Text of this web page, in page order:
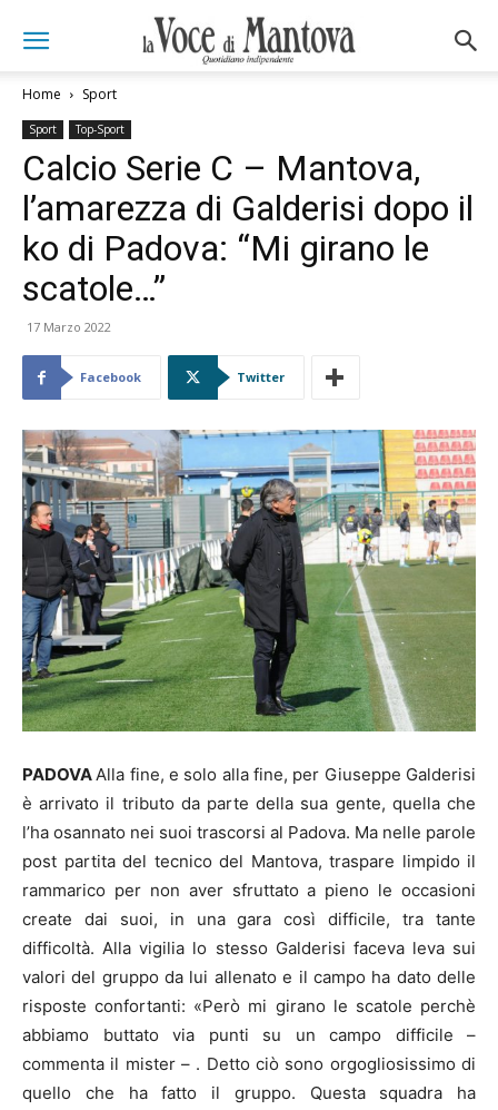
Home Sport
Sport Top-Sport
Calcio Serie C – Mantova,
l’amarezza di Galderisi dopo il
ko di Padova: “Mi girano le
scatole…”
17 Marzo 2022
Facebook Twitter
PADOVAAlla fine, e solo alla fine, per Giuseppe Galderisi
è arrivato il tributo da parte della sua gente, quella che
l’ha osannato nei suoi trascorsi al Padova. Ma nelle parole
post partita del tecnico del Mantova, traspare limpido il
rammarico per non aver sfruttato a pieno le occasioni
create dai suoi, in una gara così difficile, tra tante
difficoltà. Alla vigilia lo stesso Galderisi faceva leva sui
valori del gruppo da lui allenato e il campo ha dato delle
risposte confortanti: «Però mi girano le scatole perchè
abbiamo buttato via punti su un campo difficile –
commenta il mister – . Detto ciò sono orgogliosissimo di
quello che ha fatto il gruppo. Questa squadra ha